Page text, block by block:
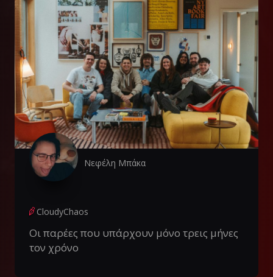
Νεφέλη Μπάκα
CloudyChaos
Οι παρέες που υπάρχουν μόνο τρεις μήνες
τον χρόνο